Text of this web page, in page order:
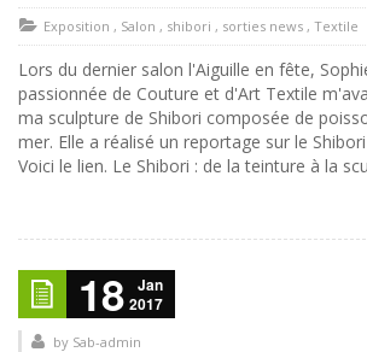
Exposition , Salon , shibori , sorties news , Textile
Lors du dernier salon l'Aiguille en fête,
passionnée de Couture et d'Art Textile
ma sculpture de Shibori composée de
mer. Elle a réalisé un reportage sur le
Voici le lien. Le Shibori : de la teinture à la
18
Jan
2017
by Sab-admin